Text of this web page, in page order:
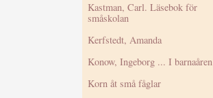
Kastman, Carl. Läsebok för
småskolan
Kerfstedt, Amanda
Konow, Ingeborg ... I barnaåren
Korn åt små fåglar